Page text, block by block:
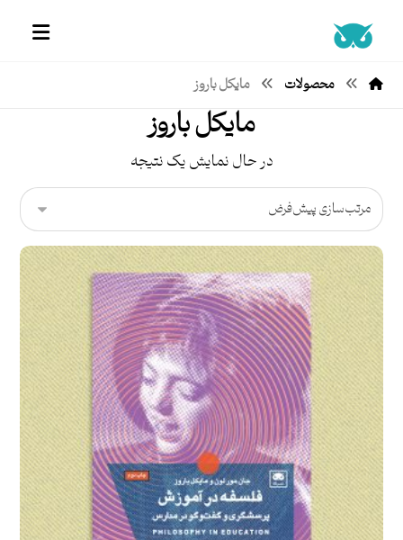
محصولات مایکل باروز
مایکل باروز
در حال نمایش یک نتیجه